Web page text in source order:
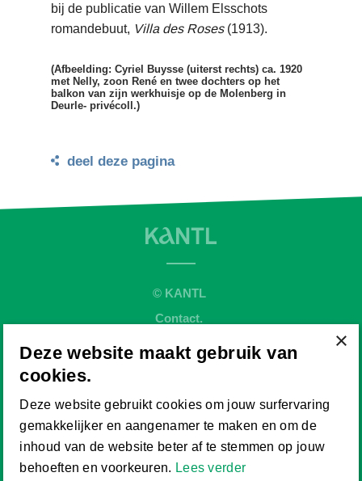
bij de publicatie van Willem Elsschots
romandebuut, Villa des Roses(1913).
(Afbeelding: Cyriel Buysse (uiterst rechts) ca. 1920
met Nelly, zoon René en twee dochters op het
balkon van zijn werkhuisje op de Molenberg in
Deurle- privécoll.)
deel deze pagina
© KANTL
Contact.
Sitemap.
Cookiebeleid.
Website by
×
Deze website maakt gebruik van
cookies.
Deze website gebruikt cookies om jouw surfervaring
gemakkelijker en aangenamer te maken en om de
inhoud van de website beter af te stemmen op jouw
behoeften en voorkeuren. Lees verder